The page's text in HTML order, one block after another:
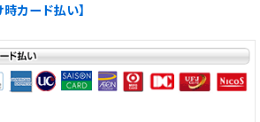
カード払い】